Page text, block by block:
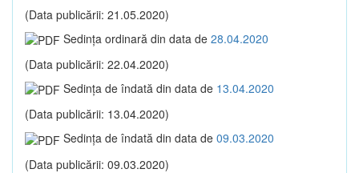
(Data publicării: 21.05.2020)
Sedinţa ordinară din data de 28.04.2020
(Data publicării: 22.04.2020)
Sedinţa de îndată din data de 13.04.2020
(Data publicării: 13.04.2020)
Sedinţa de îndată din data de 09.03.2020
(Data publicării: 09.03.2020)